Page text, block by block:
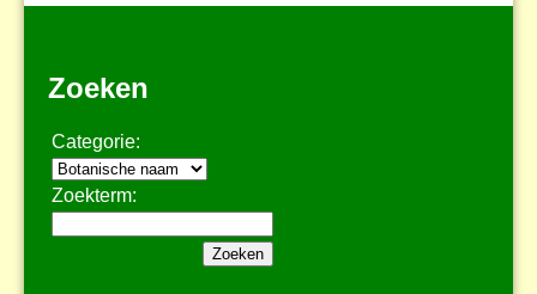
Zoeken
Categorie:
Zoekterm: